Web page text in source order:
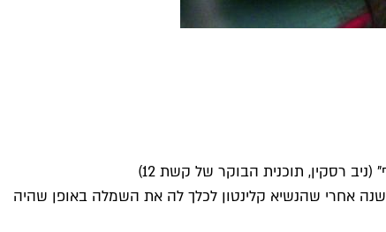
התקשורת הישראלית מזמנת לנו רגעים אינספור של גועל נפש, אבל תקרית לוי-לוינסקי אמש סיפקה בכל זאת כמה שיאים חדשים. 20 שנה אחרי שהנשיא קלינטון לכלך לה את השמלה באופן שהיה